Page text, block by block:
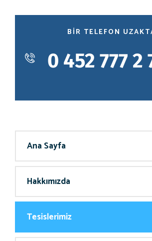
BIR TELEFON
0 452 777 2
Ana Sayfa
Hakkımızda
Tesislerimiz